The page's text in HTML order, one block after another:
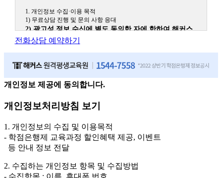
1. 개인정보 수집·이용 목적
1) 무료상담 진행 및 문의 사항 응대
2) 광고성 정보 수신에 별도 동의한 자에 한하여 해커스
원격평생교육원을 비롯한 해커스 교육그룹의 새로운 서
(해커스교육그룹: 해커스인강, 해커스프랩, 해커스톡, 해커스중국
원, 해커스경찰, 해커스소방, 해커스공인중개사, 해커스주택관리
2. 개인정보 수집·이용 항목: 이름, 휴대폰번호
3. 개인정보 보유/이용 기간: 법령상 정하는 경우를 제외
하고는 회원탈퇴 시까지 이용 및 보관합니다. 단, 비회원
이거나 상담 시로부터 3년 이내 탈퇴하는 자의 경우, 소
비자 불만 또는 분쟁처리를 위해 3년간 보관합니다.
4. 신청자는 개인정보 수집·이용을 거부할 수 있습니다. 단, 거부의
경우에는 상담 신청이 제한됩니다.
전화상담 예약하기
개인정보 제공에 동의합니다.
개인정보처리방침 보기
1. 개인정보의 수집 및 이용목적
- 학점은행제 교육과정 할인혜택 제공, 이벤트
등 안내 정보 전달
2. 수집하는 개인정보 항목 및 수집방법
- 수집항목 : 이름, 휴대폰 번호